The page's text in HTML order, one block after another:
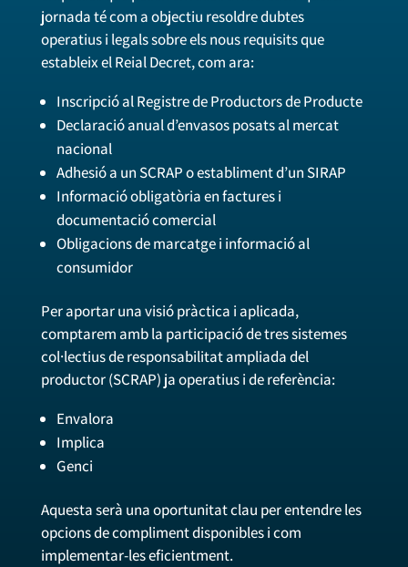
jornada té com a objectiu resoldre dubtes
operatius i legals sobre els nous requisits que
estableix el Reial Decret, com ara:
Inscripció al Registre de Productors de Producte
Declaració anual d’envasos posats al mercat
nacional
Adhesió a un SCRAP o establiment d’un SIRAP
Informació obligatòria en factures i
documentació comercial
Obligacions de marcatge i informació al
consumidor
Per aportar una visió pràctica i aplicada,
comptarem amb la participació de tres sistemes
col·lectius de responsabilitat ampliada del
productor (SCRAP) ja operatius i de referència:
Envalora
Implica
Genci
Aquesta serà una oportunitat clau per entendre les
opcions de compliment disponibles i com
implementar-les eficientment.